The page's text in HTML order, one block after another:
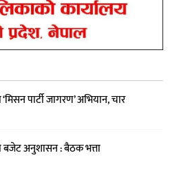
पार्टी जागरण’ अभियान, चार
बजेट अनुशासन : बैठक भत्ता